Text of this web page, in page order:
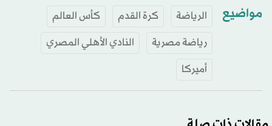
مواضيع الرياضة كرة القدم
كأس العالم
رياضة مصرية
النادي الأهلي المصري
أميركا